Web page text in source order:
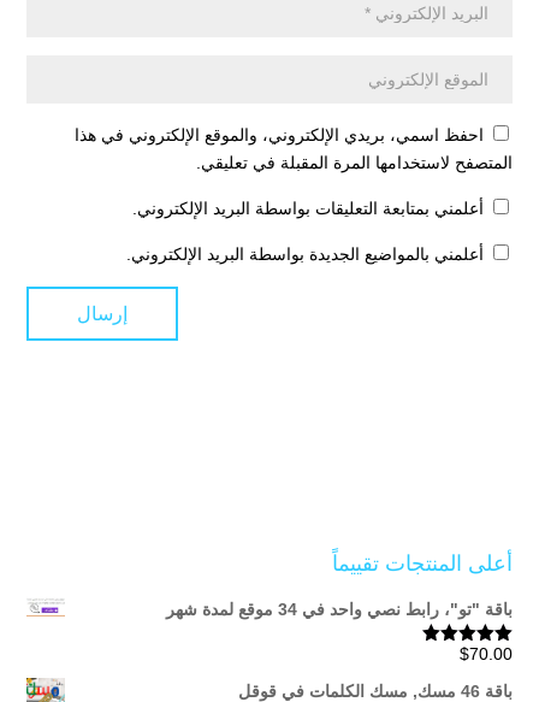
احفظ اسمي، بريدي الإلكتروني، والموقع الإلكتروني في هذا
المتصفح لاستخدامها المرة المقبلة في تعليقي.
أعلمني بمتابعة التعليقات بواسطة البريد الإلكتروني.
أعلمني بالمواضيع الجديدة بواسطة البريد الإلكتروني.
أعلى المنتجات تقييماً
باقة "تو"، رابط نصي واحد في 34 موقع لمدة شهر
تم التقييم
$70.00
باقة 46 مسك, مسك الكلمات في قوقل